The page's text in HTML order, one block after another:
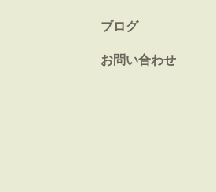
ブログ
お問い合わせ